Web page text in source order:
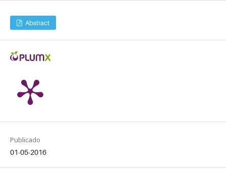
Abstract
Publicado
01-05-2016